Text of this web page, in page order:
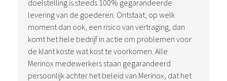
doelstelling is steeds 100% gegarandeerde
levering van de goederen. Ontstaat, op welk
moment dan ook, een risico van vertraging, dan
komt het hele bedrijf in actie om problemen voor
de klant koste wat kost te voorkomen. Alle
Merinox medewerkers staan gegarandeerd
persoonlijk achter het beleid van Merinox, dat het